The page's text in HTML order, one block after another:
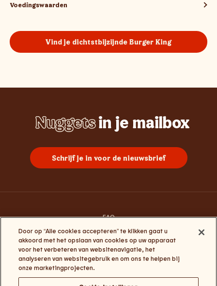
Voedingswaarden
Vind je dichtstbijzijnde Burger King
Nuggetsin je mailbox
Schrijf je in voor de nieuwsbrief
FAQ
Algemene gebruiksvoorwaarden
Privacy en cookies
Algemene voorwaarden Click&Collect en My Burger King
Cookie-instellingen
Door op “Alle cookies accepteren” te klikken gaat u
akkoord met het opslaan van cookies op uw apparaat
voor het verbeteren van websitenavigatie, het
analyseren van websitegebruik en om ons te helpen bij
onze marketingprojecten.